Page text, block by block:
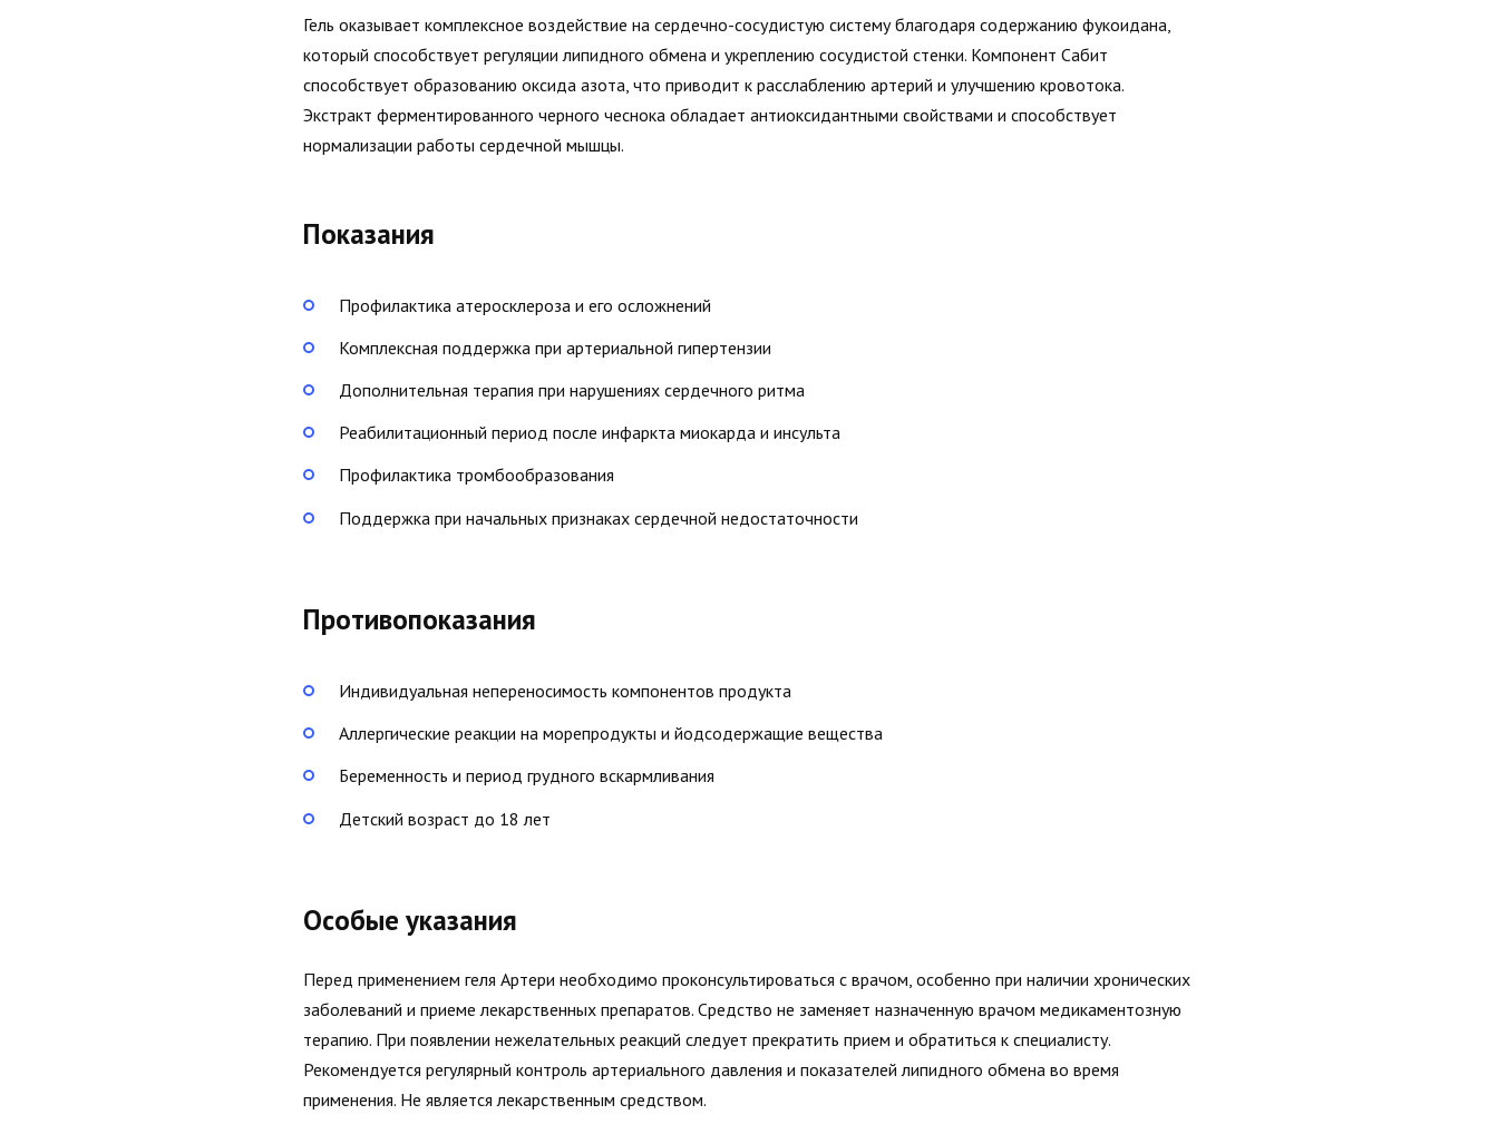
Гель оказывает комплексное воздействие на сердечно-сосудистую систему благодаря содержанию фукоидана,
который способствует регуляции липидного обмена и укреплению сосудистой стенки. Компонент Сабит
способствует образованию оксида азота, что приводит к расслаблению артерий и улучшению кровотока.
Экстракт ферментированного черного чеснока обладает антиоксидантными свойствами и способствует
нормализации работы сердечной мышцы.
Показания
Профилактика атеросклероза и его осложнений
Комплексная поддержка при артериальной гипертензии
Дополнительная терапия при нарушениях сердечного ритма
Реабилитационный период после инфаркта миокарда и инсульта
Профилактика тромбообразования
Поддержка при начальных признаках сердечной недостаточности
Противопоказания
Индивидуальная непереносимость компонентов продукта
Аллергические реакции на морепродукты и йодсодержащие вещества
Беременность и период грудного вскармливания
Детский возраст до 18 лет
Особые указания
Перед применением геля Артери необходимо проконсультироваться с врачом, особенно при наличии хронических
заболеваний и приеме лекарственных препаратов. Средство не заменяет назначенную врачом медикаментозную
терапию. При появлении нежелательных реакций следует прекратить прием и обратиться к специалисту.
Рекомендуется регулярный контроль артериального давления и показателей липидного обмена во время
применения. Не является лекарственным средством.